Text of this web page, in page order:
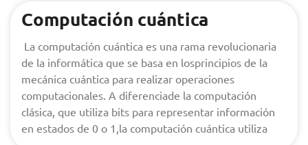
Computación cuántica
La computación cuántica es una rama revolucionaria
de la informática que se basa en losprincipios de la
mecánica cuántica para realizar operaciones
computacionales. A diferenciade la computación
clásica, que utiliza bits para representar información
en estados de 0 o 1,la computación cuántica utiliza